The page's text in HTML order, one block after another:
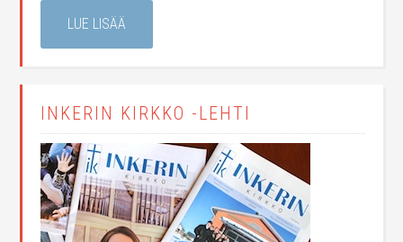
LUE LISÄÄ
INKERIN KIRKKO -LEHTI